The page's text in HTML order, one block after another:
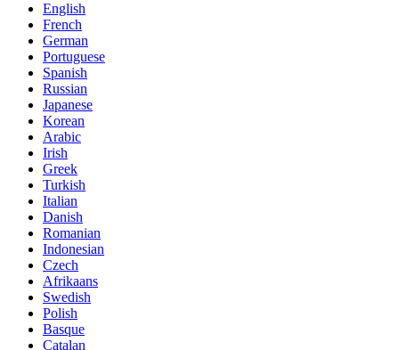
English
French
German
Portuguese
Spanish
Russian
Japanese
Korean
Arabic
Irish
Greek
Turkish
Italian
Danish
Romanian
Indonesian
Czech
Afrikaans
Swedish
Polish
Basque
Catalan